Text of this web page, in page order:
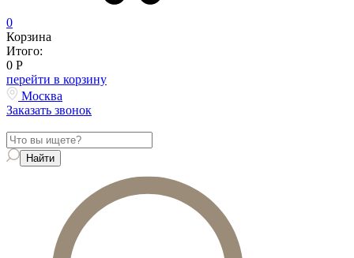
0
Корзина
Итого:
0 Р
перейти в корзину
Москва
Заказать звонок